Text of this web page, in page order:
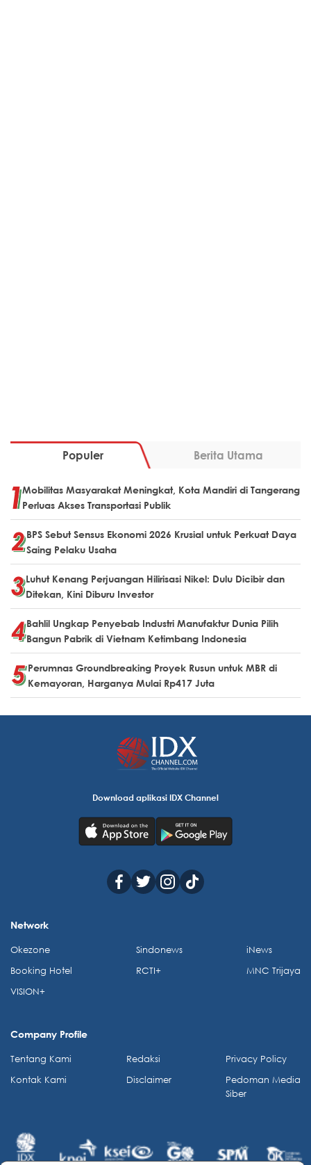
Populer Berita Utama
Mobilitas Masyarakat Meningkat, Kota Mandiri di Tangerang
Perluas Akses Transportasi Publik
BPS Sebut Sensus Ekonomi 2026 Krusial untuk Perkuat Daya
Saing Pelaku Usaha
Luhut Kenang Perjuangan Hilirisasi Nikel: Dulu Dicibir dan
Ditekan, Kini Diburu Investor
Bahlil Ungkap Penyebab Industri Manufaktur Dunia Pilih
Bangun Pabrik di Vietnam Ketimbang Indonesia
Perumnas Groundbreaking Proyek Rusun untuk MBR di
Kemayoran, Harganya Mulai Rp417 Juta
Download aplikasi IDX Channel
Network
Okezone
Booking Hotel
VISION+
Sindonews
RCTI+
iNews
MNC Trijaya
Company Profile
Tentang Kami
Kontak Kami
Redaksi
Disclaimer
Privacy Policy
Pedoman Media
Siber